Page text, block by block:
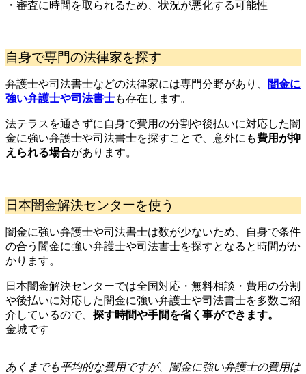
・審査に時間を取られるため、状況が悪化する可能性
自身で専門の法律家を探す
弁護士や司法書士などの法律家には専門分野があり、
闇金に
強い弁護士や司法書士も存在します。
法テラスを通さずに自身で費用の分割や後払いに対応した闇
金に強い弁護士や司法書士を探すことで、意外にも費用が抑
えられる場合があります。
日本闇金解決センターを使う
闇金に強い弁護士や司法書士は数が少ないため、自身で条件
の合う闇金に強い弁護士や司法書士を探すとなると時間がか
かります。
日本闇金解決センターでは全国対応・無料相談・費用の分割
や後払いに対応した闇金に強い弁護士や司法書士を多数ご紹
介しているので、 探す時間や手間を省く事ができます。
金城です
あ くまでも平均的な費用ですが、闇金に強い弁護士の費用は